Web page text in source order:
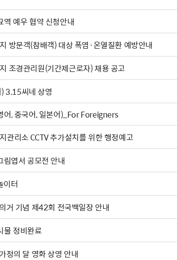
예우 협약 신청안내
방문객(참배객) 대상 폭염·온열질환 예방안내
조경관리원(기간제근로자) 채용 공고
(8월 무더위 쉼터) 3.15씨네 상영
어, 중국어, 일본어)_For Foreigners
관리소 CCTV 추가설치를 위한 행정예고
년 제9회 그림엽서 공모전 안내
이터
거 기념 제42회 전국백일장 안내
물 정비완료
정의 달 영화 상영 안내